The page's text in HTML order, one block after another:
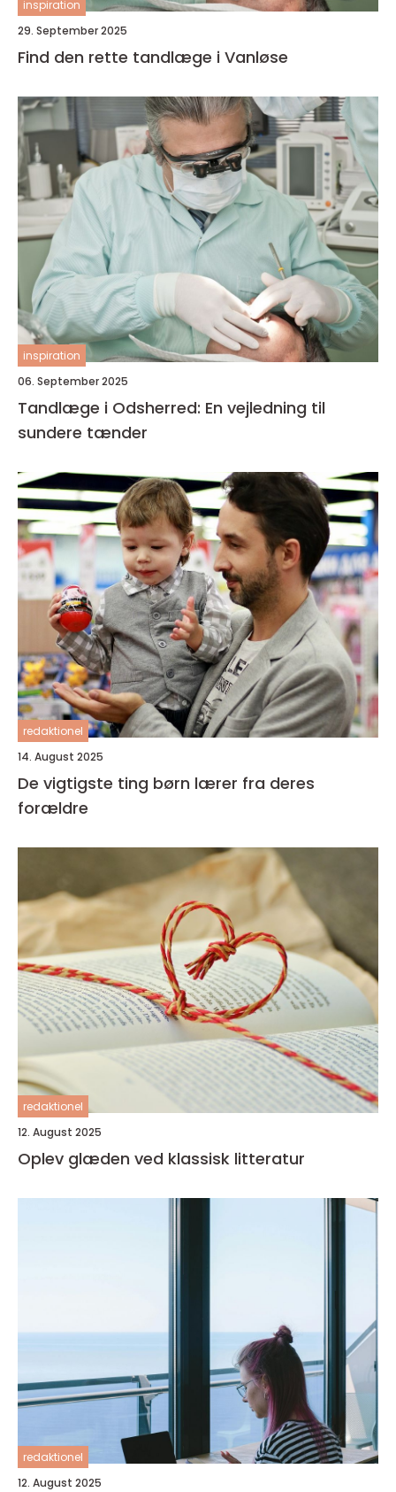
inspiration
29. September 2025
Find den rette tandlæge i Vanløse
inspiration
06. September 2025
Tandlæge i Odsherred: En vejledning til
sundere tænder
redaktionel
14. August 2025
De vigtigste ting børn lærer fra deres
forældre
redaktionel
12. August 2025
Oplev glæden ved klassisk litteratur
redaktionel
12. August 2025